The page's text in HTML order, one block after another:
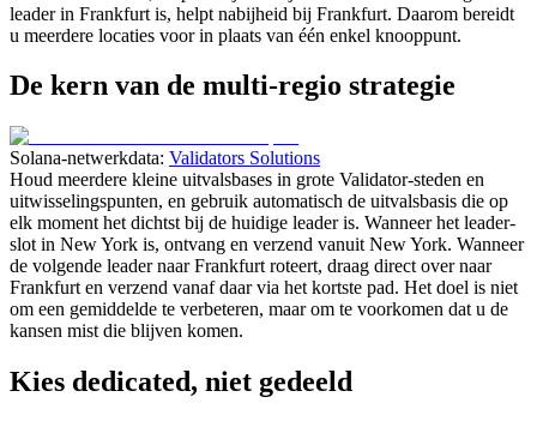
leader in Frankfurt is, helpt nabijheid bij Frankfurt. Daarom bereidt
u meerdere locaties voor in plaats van één enkel knooppunt.
De kern van de multi-regio strategie
Solana-netwerkdata: Validators Solutions
Houd meerdere kleine uitvalsbases in grote Validator-steden en
uitwisselingspunten, en gebruik automatisch de uitvalsbasis die op
elk moment het dichtst bij de huidige leader is. Wanneer het leader-
slot in New York is, ontvang en verzend vanuit New York. Wanneer
de volgende leader naar Frankfurt roteert, draag direct over naar
Frankfurt en verzend vanaf daar via het kortste pad. Het doel is niet
om een gemiddelde te verbeteren, maar om te voorkomen dat u de
kansen mist die blijven komen.
Kies dedicated, niet gedeeld